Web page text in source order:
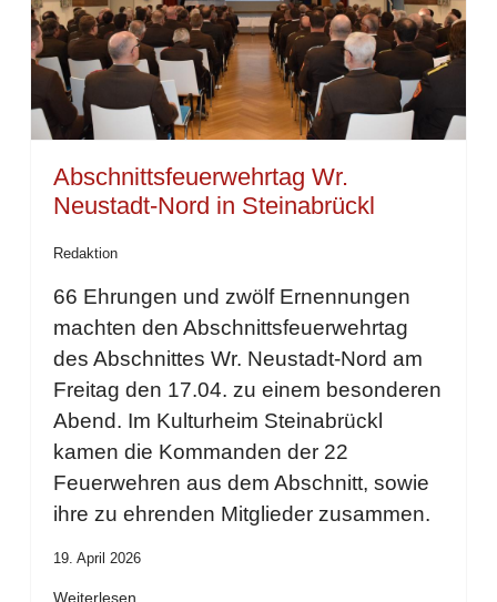
Abschnittsfeuerwehrtag Wr.
Neustadt-Nord in Steinabrückl
Redaktion
66 Ehrungen und zwölf Ernennungen
machten den Abschnittsfeuerwehrtag
des Abschnittes Wr. Neustadt-Nord am
Freitag den 17.04. zu einem besonderen
Abend. Im Kulturheim Steinabrückl
kamen die Kommanden der 22
Feuerwehren aus dem Abschnitt, sowie
ihre zu ehrenden Mitglieder zusammen.
19. April 2026
Weiterlesen …